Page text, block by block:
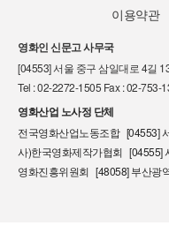
이용약관
영화인 신문고 사무국
[04553] 서울 중구 삼일대로 4길
Tel : 02-2272-1505 Fax : 02-753-
영화산업 노사정 단체
전국영화산업노동조합 [04553]
사)한국영화제작가협회 [04555]
영화진흥위원회 [48058] 부산광